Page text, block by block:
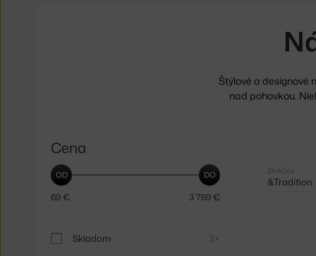
Štýlové a designové
nad pohovkou.
Cena
69 € 3 769 €
Skladom 3×
Vybrané
filtry:
ZNAČKA
&Tradition